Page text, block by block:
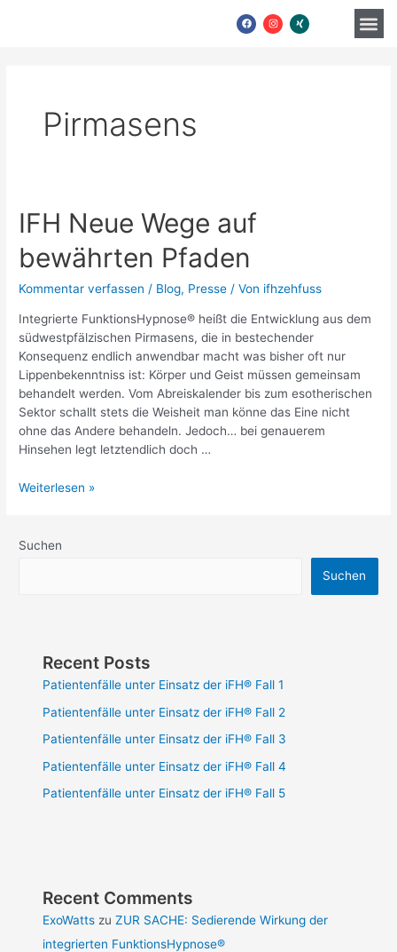
F
a
c
I
n
s
X
i
n
Pirmasens
IFH Neue Wege auf
bewährten Pfaden
Kommentar verfassen / Blog, Presse / Von ifhzehfuss
Integrierte FunktionsHypnose® heißt die Entwicklung aus dem
südwestpfälzischen Pirmasens, die in bestechender
Konsequenz endlich anwendbar macht was bisher oft nur
Lippenbekenntniss ist: Körper und Geist müssen gemeinsam
behandelt werden. Vom Abreiskalender bis zum esotherischen
Sektor schallt stets die Weisheit man könne das Eine nicht
ohne das Andere behandeln. Jedoch… bei genauerem
Hinsehen legt letztendlich doch …
IFH
Neue
Wege
auf
bewährten
Weiterlesen »
Suchen
Suchen
Recent Posts
Patientenfälle unter Einsatz der iFH® Fall 1
Patientenfälle unter Einsatz der iFH® Fall 2
Patientenfälle unter Einsatz der iFH® Fall 3
Patientenfälle unter Einsatz der iFH® Fall 4
Patientenfälle unter Einsatz der iFH® Fall 5
Recent Comments
ExoWatts zuZUR SACHE: Sedierende Wirkung der
integrierten FunktionsHypnose®